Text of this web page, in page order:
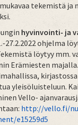
tekemistä ja
hyvinvointi- ja
27.2.2022 ohjelma
löytyy mm.
Erämiesten
yleisöluisteluun.
Vello-
http://vello.fi/
e15259d5